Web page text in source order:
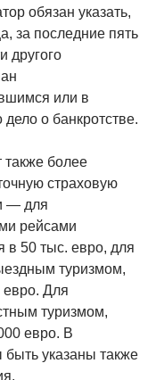
обязан указать,
за последние пять
другого
или в
о банкротстве.
также более
страховую
— для
рейсами
в 50 тыс. евро, для
туризмом,
евро. Для
туризмом,
евро. В
быть указаны также